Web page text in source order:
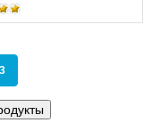
3(current)